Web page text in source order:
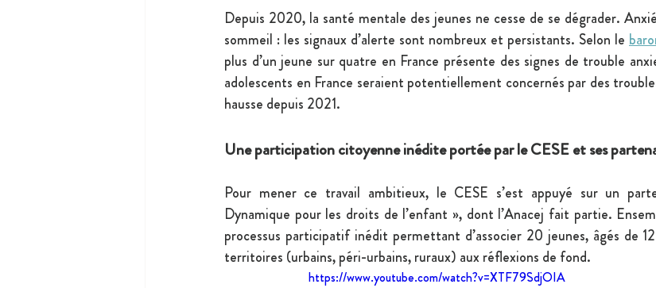
Depuis 2020, la santé mentale des jeunes ne cesse de se dégrader.
sommeil : les signaux d’alerte sont nombreux et persistants. Selon le
plus d’un jeune sur quatre en France présente des signes de trouble
adolescents en France seraient potentiellement concernés par des
hausse depuis 2021.
Une participation citoyenne inédite portée par le CESE et ses
Pour mener ce travail ambitieux, le CESE s’est appuyé sur un
Dynamique pour les droits de l’enfant », dont l’Anacej fait partie.
processus participatif inédit permettant d’associer 20 jeunes, âgés de
territoires (urbains, péri-urbains, ruraux) aux réflexions de fond.
https://www.youtube.com/watch?v=XTF79SdjOIA